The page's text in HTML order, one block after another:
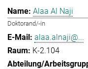
Alaa Al Naji
Doktorand/-in
alaa.alnaji@...
K-2.104